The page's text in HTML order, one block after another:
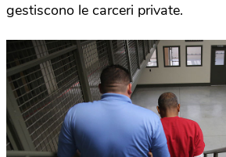
gestiscono le carceri private.